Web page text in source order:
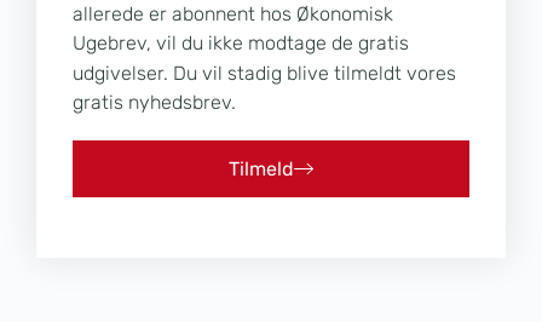
allerede er abonnent hos Økonomisk
Ugebrev, vil du ikke modtage de gratis
udgivelser. Du vil stadig blive tilmeldt vores
gratis nyhedsbrev.
Tilmeld